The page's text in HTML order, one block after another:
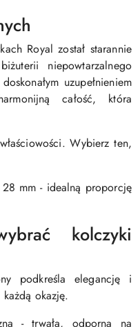
Royal został starannie
niepowtarzalnego
uzupełnieniem
całość, która
Wybierz ten,
28 mm - idealną proporcję
kolczyki
podkreśla elegancję i
okazję.
- trwała, odporna na